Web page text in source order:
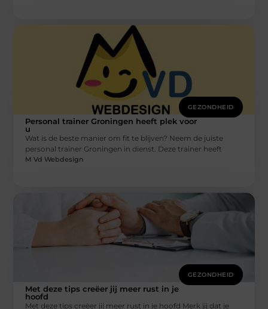
GEZONDHEID
Personal trainer Groningen heeft plek voor
u
Wat is de beste manier om fit te blijven? Neem de juiste
personal trainer Groningen in dienst. Deze trainer heeft
M Vd Webdesign
GEZONDHEID
Met deze tips creëer jij meer rust in je
hoofd
Met deze tips creëer jij meer rust in je hoofd Merk jij dat je